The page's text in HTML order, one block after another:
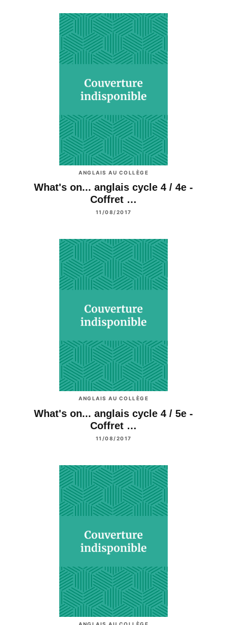
ANGLAIS AU COLLÈGE
What's on... anglais cycle 4 / 4e -
Coffret …
11/08/2017
ANGLAIS AU COLLÈGE
What's on... anglais cycle 4 / 5e -
Coffret …
11/08/2017